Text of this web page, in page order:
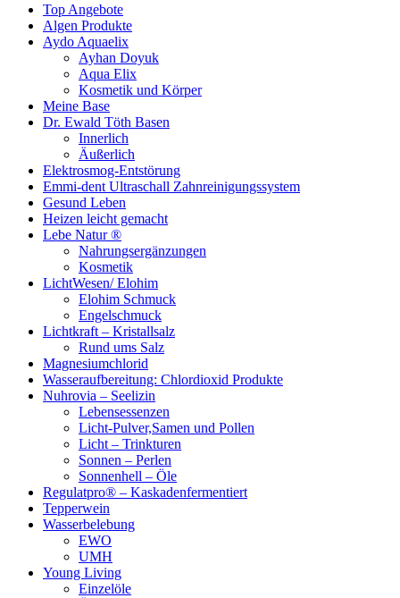
Top Angebote
Algen Produkte
Aydo Aquaelix
Ayhan Doyuk
Aqua Elix
Kosmetik und Körper
Meine Base
Dr. Ewald Töth Basen
Innerlich
Äußerlich
Elektrosmog-Entstörung
Emmi-dent Ultraschall Zahnreinigungssystem
Gesund Leben
Heizen leicht gemacht
Lebe Natur ®
Nahrungsergänzungen
Kosmetik
LichtWesen/ Elohim
Elohim Schmuck
Engelschmuck
Lichtkraft – Kristallsalz
Rund ums Salz
Magnesiumchlorid
Wasseraufbereitung: Chlordioxid Produkte
Nuhrovia – Seelizin
Lebensessenzen
Licht-Pulver,Samen und Pollen
Licht – Trinkturen
Sonnen – Perlen
Sonnenhell – Öle
Regulatpro® – Kaskadenfermentiert
Tepperwein
Wasserbelebung
EWO
UMH
Young Living
Einzelöle